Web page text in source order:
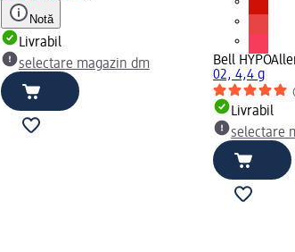
Notă
Livrabil
selectare magazin dm
Bell
02, 4,4 g
Livrabil
selectare